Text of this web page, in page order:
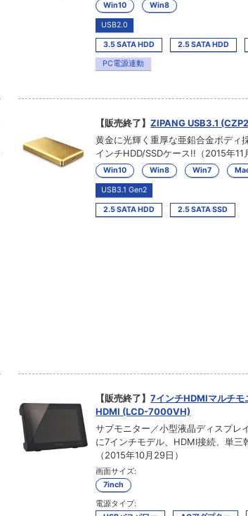
Win10 Win8
USB2.0
3.5 SATA HDD 2.5 SATA HDD
PC電源連動
【販売終了】ZIPANG USB3.1
黄金に光輝く重厚な亜鉛合金ボディ
インチHDD/SSDケース!!（2015年11
Win10 Win8 Win7
USB3.1 Gen2
2.5 SATA HDD 2.5 SATA SSD
【販売終了】7インチHDMIマルチ
HDMI (LCD-7000VH)
サブモニター／小型液晶ディスプレ
に7インチモデル、HDMI接続、単三
（2015年10月29日）
画面サイズ:
7inch
電源タイプ: